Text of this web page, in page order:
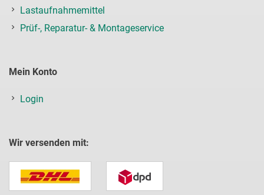
Lastaufnahmemittel
Prüf-, Reparatur- & Montageservice
Mein Konto
Login
Wir versenden mit: